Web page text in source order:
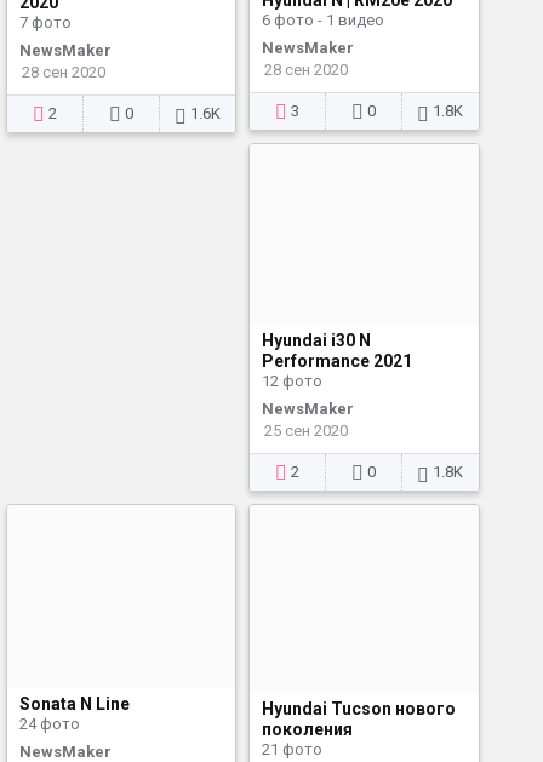
7 фото
NewsMaker
28 сен 2020
2 0 1.6K
6 фото - 1 видео
NewsMaker
28 сен 2020
3 0 1.8K
Hyundai i30 N
Performance 2021
12 фото
NewsMaker
25 сен 2020
2 0 1.8K
Sonata N Line
24 фото
NewsMaker
Hyundai Tucson нового
поколения
21 фото